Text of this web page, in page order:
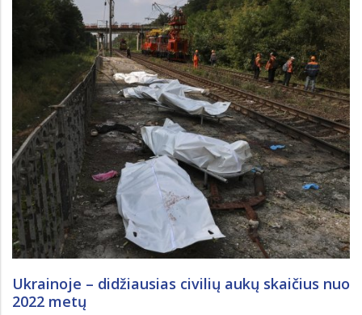
Ukrainoje – didžiausias civilių aukų skaičius nuo
2022 metų